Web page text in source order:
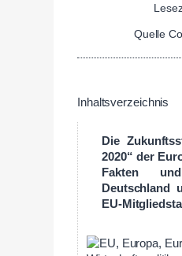
Quelle
Inhaltsverzeichnis
Die
2020“ der
Fakten
Deutschland
EU-